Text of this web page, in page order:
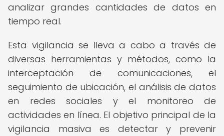
analizar grandes cantidades de datos en
tiempo real.
Esta vigilancia se lleva a cabo a través de
diversas herramientas y métodos, como la
interceptación de comunicaciones, el
seguimiento de ubicación, el análisis de datos
en redes sociales y el monitoreo de
actividades en línea. El objetivo principal de la
vigilancia masiva es detectar y prevenir